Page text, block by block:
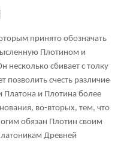
принято обозначать
Плотином и
сбивает с толку
счесть различие
и Плотина более
во-вторых, тем, что
обязан Плотин своим
Древней